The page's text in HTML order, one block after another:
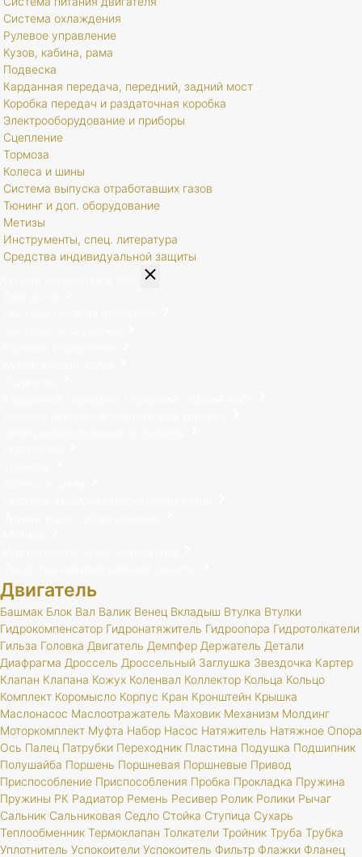
Система охлаждения
Рулевое управление
Кузов, кабина, рама
Подвеска
Карданная передача, передний, задний мост
Коробка передач и раздаточная коробка
Электрооборудование и приборы
Сцепление
Тормоза
Колеса и шины
Система выпуска отработавших газов
Тюнинг и доп. оборудование
Метизы
Инструменты, спец. литература
Средства индивидуальной защиты
Двигатель
Башмак Блок Вал Валик Венец Вкладыш Втулка Втулки
Гидрокомпенсатор Гидронатяжитель Гидроопора Гидротолкатели
Гильза Головка Двигатель Демпфер Держатель Детали
Диафрагма Дроссель Дроссельный Заглушка Звездочка Картер
Клапан Клапана Кожух Коленвал Коллектор Кольца Кольцо
Комплект Коромысло Корпус Кран Кронштейн Крышка
Маслонасос Маслоотражатель Маховик Механизм Молдинг
Моторкомплект Муфта Набор Насос Натяжитель Натяжное Опора
Ось Палец Патрубки Переходник Пластина Подушка Подшипник
Полушайба Поршень Поршневая Поршневые Привод
Приспособление Приспособления Пробка Прокладка Пружина
Пружины РК Радиатор Ремень Ресивер Ролик Ролики Рычаг
Сальник Сальниковая Седло Стойка Ступица Сухарь
Теплообменник Термоклапан Толкатели Тройник Труба Трубка
Уплотнитель Успокоители Успокоитель Фильтр Флажки Фланец